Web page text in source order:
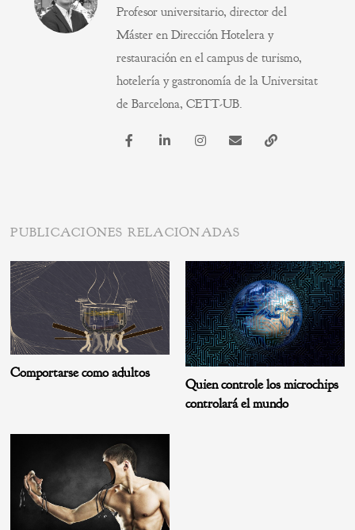
Profesor universitario, director del
Máster en Dirección Hotelera y
restauración en el campus de turismo,
hotelería y gastronomía de la Universitat
de Barcelona, CETT-UB.
PUBLICACIONES RELACIONADAS
Comportarse como adultos
Quien controle los microchips
controlará el mundo